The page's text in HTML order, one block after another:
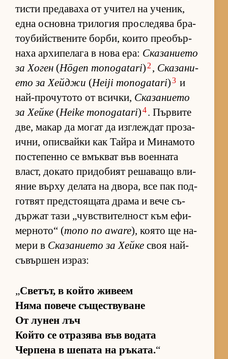
тисти пре­да­ваха от учи­тел на уче­ник,
една ос­новна три­ло­гия прос­ле­дява бра­
то­у­бийс­т­ве­ните бор­би, ко­ито пре­о­бър­
наха ар­хи­пе­лага в нова ера: Ска­за­ни­ето
за Хо­ген (Hōgen monogatari) 2 , Ска­за­ни­
ето за Хей­джи (Heiji monogatari)3 и
най-про­чу­тото от всич­ки, Ска­за­ни­ето
за Хейке (Heike monogatari)4. Пър­вите
две, ма­кар да мо­гат да из­г­леж­дат про­за­
ич­ни, опис­вайки как Тайра и Ми­на­мото
пос­те­пенно се вмък­ват във во­ен­ната
власт, до­като при­до­бият ре­ша­ващо вли­
я­ние върху де­лата на дво­ра, все пак под­
гот­вят пред­с­то­я­щата драма и вече съ­
дър­жат тази „чув­с­т­ви­тел­ност към ефи­
мер­но­то“ (mono no aware), ко­ято ще на­
мери в Ска­за­ни­ето за Хейке своя най-
съ­вър­шен из­раз:
„Све­тът, в който жи­веем
Няма по­вече съ­щес­т­ву­ване
От лу­нен лъч
Който се от­ра­зява във во­дата
Чер­пена в ше­пата на ръ­ка­та.“